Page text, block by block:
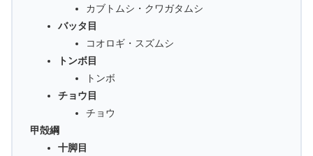
カブトムシ・クワガタムシ
バッタ目
コオロギ・スズムシ
トンボ目
トンボ
チョウ目
チョウ
甲殻綱
十脚目